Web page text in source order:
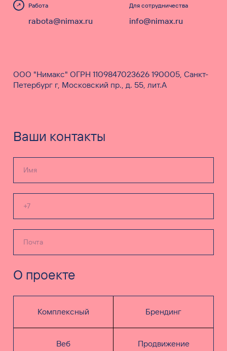
Работа
rabota@nimax.ru
Для сотрудничества
info@nimax.ru
ООО "Нимакс" ОГРН 1109847023626 190005, Санкт-
Петербург г, Московский пр., д. 55, лит.А
Ваши контакты
О проекте
Комплексный Брендинг
Веб Продвижение